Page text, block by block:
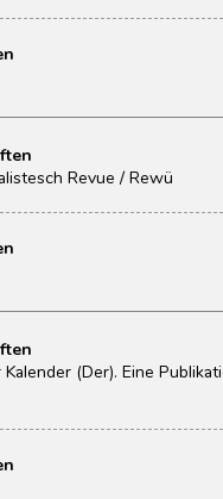
Revue / Rewü
(Der). Eine